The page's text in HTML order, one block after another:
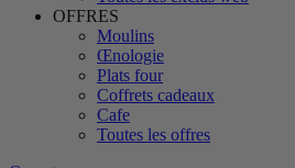
OFFRES
Moulins
Œnologie
Plats four
Coffrets cadeaux
Cafe
Toutes les offres